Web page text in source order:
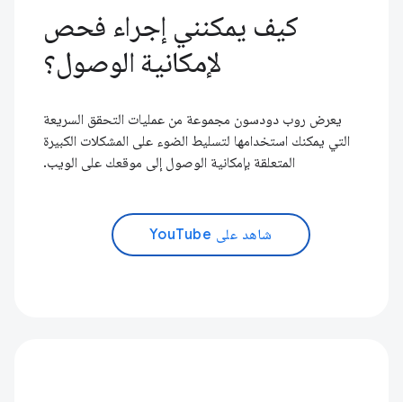
كيف يمكنني إجراء فحص
لإمكانية الوصول؟
يعرض روب دودسون مجموعة من عمليات التحقق السريعة
التي يمكنك استخدامها لتسليط الضوء على المشكلات الكبيرة
المتعلقة بإمكانية الوصول إلى موقعك على الويب.
شاهد على YouTube